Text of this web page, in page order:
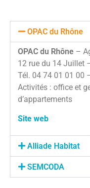
OPAC du Rhône
OPAC du Rhône –
12 rue du 14 Juillet
Tél. 04 74 01 01 00
Activités : office et
d’appartements
Site web
Alliade Habitat
SEMCODA